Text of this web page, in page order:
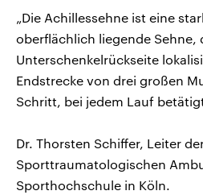
„Die Achillessehne ist eine
oberflächlich liegende Sehne,
Unterschenkelrückseite
Endstrecke von drei großen
Schritt, bei jedem Lauf
Dr. Thorsten Schiffer, Leiter
Sporttraumatologischen
Sporthochschule in Köln.